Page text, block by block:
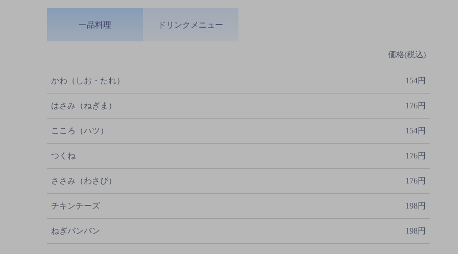
一品料理
価格(税込)
かわ（しお・たれ） 154円
はさみ（ねぎま） 176円
こころ（ハツ） 154円
つくね 176円
ささみ（わさび） 176円
チキンチーズ 198円
ねぎバンバン 198円
ドリンクメニュー